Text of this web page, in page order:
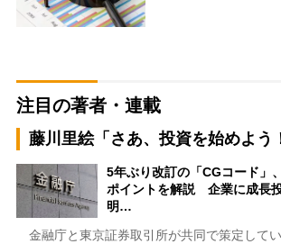
注目の著者・連載
藤川里絵「さあ、投資を始めよう
5年ぶり改訂の「CGコード」
ポイントを解説 企業に成長
明…
金融庁と東京証券取引所が共同で策定して